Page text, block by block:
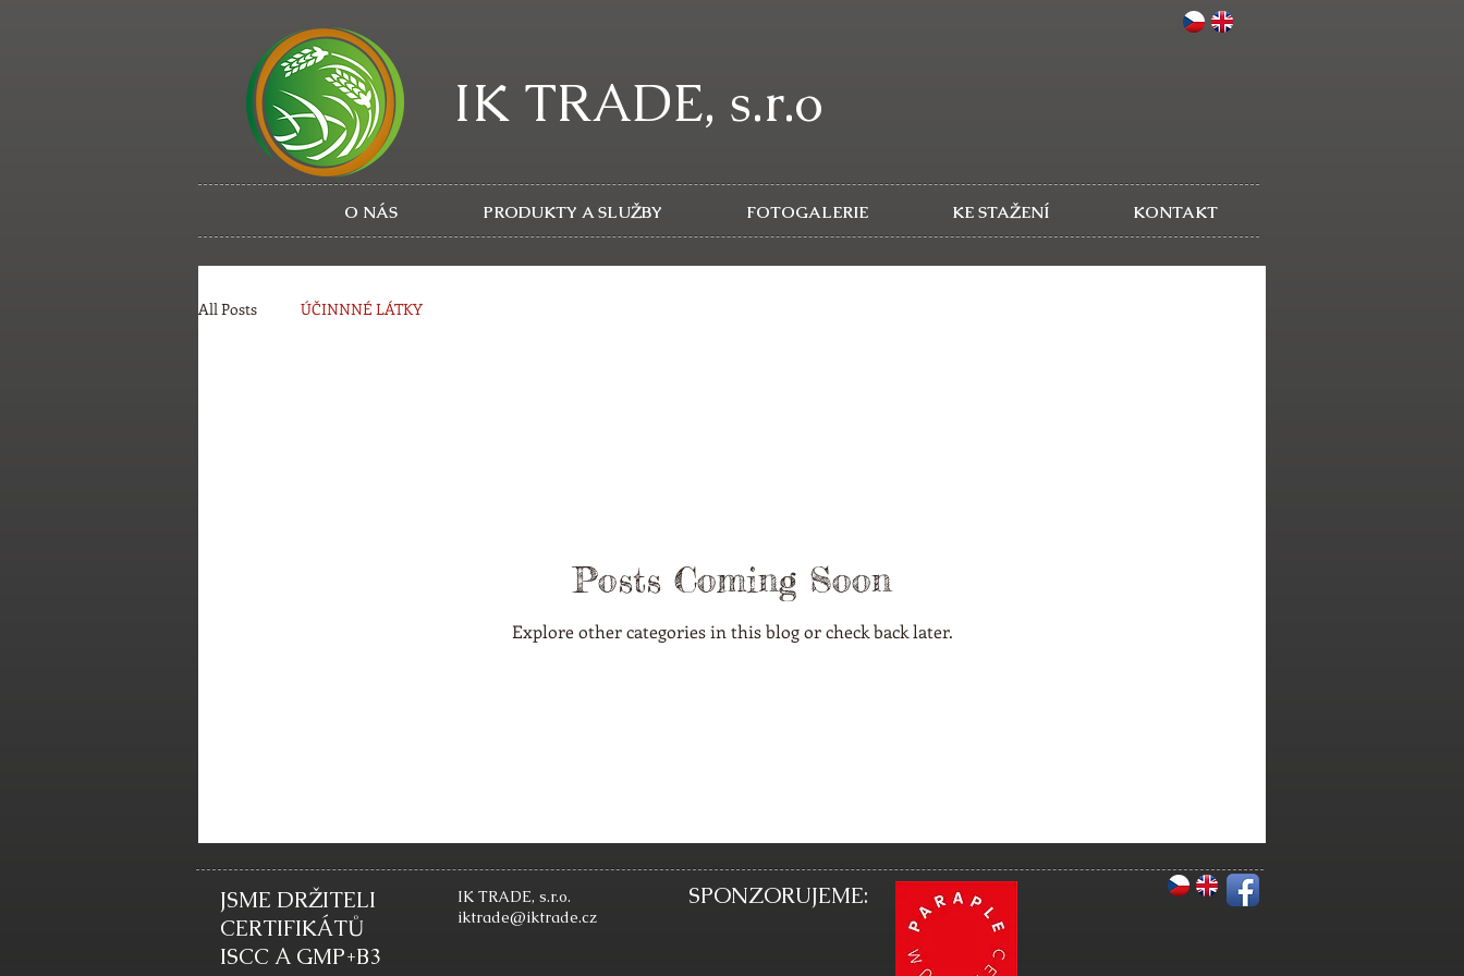
IK TRADE, s.r.o
O NÁS PRODUKTY A SLUŽBY FOTOGALERIE KE STAŽENÍ KONTAKT
All Posts ÚČINNNÉ LÁTKY
Posts Coming Soon
Explore other categories in this blog or check back later.
JSME DRŽITELI
CERTIFIKÁTŮ
ISCC A GMP+B3
IK TRADE, s.r.o.
iktrade@iktrade.cz
SPONZORUJEME: